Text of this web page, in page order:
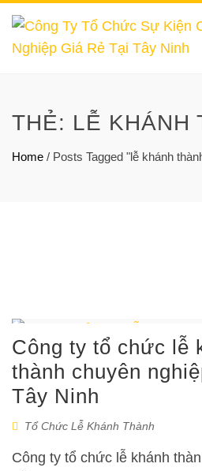
THẺ: LỄ KHÁNH
Home / Posts Tagged "lễ khánh
Công ty tổ chức lễ
thành chuyên
Tây Ninh
Tổ Chức Lễ Khánh Thành
Công ty tổ chức lễ khánh